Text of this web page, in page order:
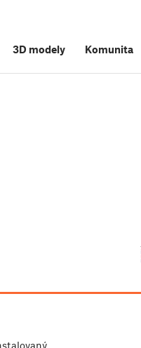
3D modely Komunita